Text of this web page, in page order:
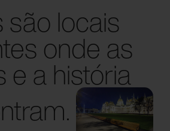
são locais
onde as
e a história